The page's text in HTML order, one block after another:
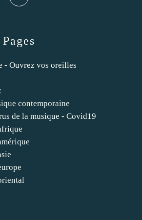
Pages
- Ouvrez vos oreilles
contemporaine
de la musique - Covid19